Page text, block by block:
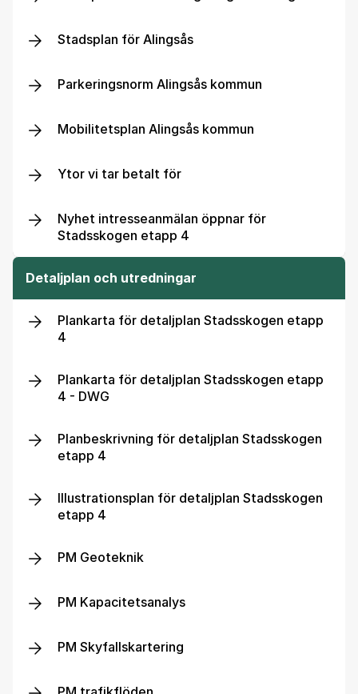
Stadsplan för Alingsås
Parkeringsnorm Alingsås kommun
Mobilitetsplan Alingsås kommun
Ytor vi tar betalt för
Nyhet intresseanmälan öppnar för
Stadsskogen etapp 4
Detaljplan och utredningar
Plankarta för detaljplan Stadsskogen etapp
4
Plankarta för detaljplan Stadsskogen etapp
4 - DWG
Planbeskrivning för detaljplan Stadsskogen
etapp 4
Illustrationsplan för detaljplan Stadsskogen
etapp 4
PM Geoteknik
PM Kapacitetsanalys
PM Skyfallskartering